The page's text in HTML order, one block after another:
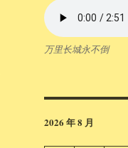
万里长城永不倒
2026 年 8 月